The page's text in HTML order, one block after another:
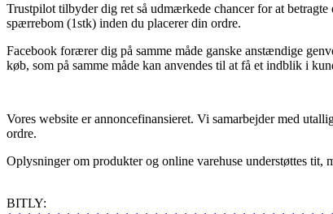
Trustpilot tilbyder dig ret så udmærkede chancer for at
spærrebom (1stk) inden du placerer din ordre.
Facebook forærer dig på samme måde ganske anstændige
køb, som på samme måde kan anvendes til at få et indblik i
Vores website er annoncefinansieret. Vi samarbejder med
ordre.
Oplysninger om produkter og online varehuse understøttes
BITLY: